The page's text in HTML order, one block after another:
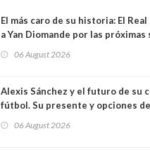
El más caro de su historia: El
a Yan Diomande por las próximas
06 August 2026
Alexis Sánchez y el futuro de su
fútbol. Su presente y opciones
06 August 2026